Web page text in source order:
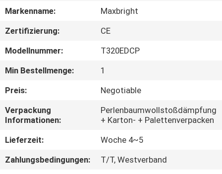
AUSFLUG
QUALITÄTSKONTROLLE
TRETEN
SIE
MIT
UNS
Markenname:
Maxbright
Zertifizierung:
CE
Modellnummer:
T320EDCP
Min Bestellmenge:
1
Preis:
Negotiable
Verpackung
Informationen:
Perlenbaumwollstoßdämpfung
+ Karton- + Palettenverpacken
Lieferzeit:
Woche 4~5
Zahlungsbedingungen:
T/T, Westverband